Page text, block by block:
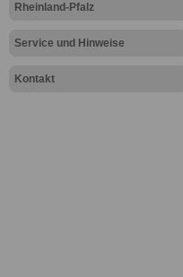
Rheinland-Pfalz
Service und Hinweise
Kontakt